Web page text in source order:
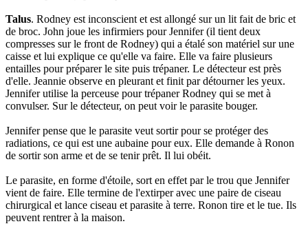
Talus. Rodney est inconscient et est allongé sur un lit fait de bric et
de broc. John joue les infirmiers pour Jennifer (il tient deux
compresses sur le front de Rodney) qui a étalé son matériel sur une
caisse et lui explique ce qu'elle va faire. Elle va faire plusieurs
entailles pour préparer le site puis trépaner. Le détecteur est près
d'elle. Jeannie observe en pleurant et finit par détourner les yeux.
Jennifer utilise la perceuse pour trépaner Rodney qui se met à
convulser. Sur le détecteur, on peut voir le parasite bouger.
Jennifer pense que le parasite veut sortir pour se protéger des
radiations, ce qui est une aubaine pour eux. Elle demande à Ronon
de sortir son arme et de se tenir prêt. Il lui obéit.
Le parasite, en forme d'étoile, sort en effet par le trou que Jennifer
vient de faire. Elle termine de l'extirper avec une paire de ciseau
chirurgical et lance ciseau et parasite à terre. Ronon tire et le tue. Ils
peuvent rentrer à la maison.